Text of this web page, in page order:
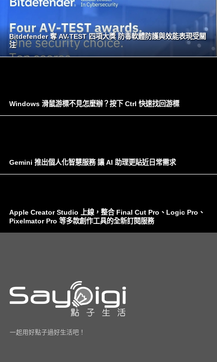
Bitdefender 奪 AV-TEST 四項大獎 防毒軟體防護與效能表現受關
注
Windows 滑鼠游標不見怎麼辦？按下 Ctrl 快速找回游標
Gemini 推出個人化智慧服務 讓 AI 助理更貼近日常需求
Apple Creator Studio 上線，整合 Final Cut Pro、Logic Pro、
Pixelmator Pro 等多款創作工具的全新訂閱服務
一起用好點子過好生活吧！